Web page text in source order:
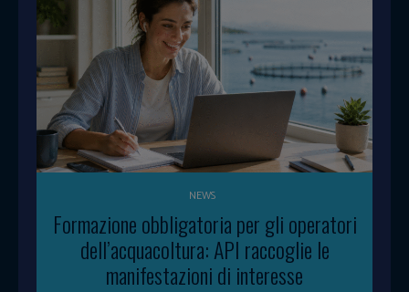
NEWS
Formazione obbligatoria per gli operatori
dell’acquacoltura: API raccoglie le
manifestazioni di interesse